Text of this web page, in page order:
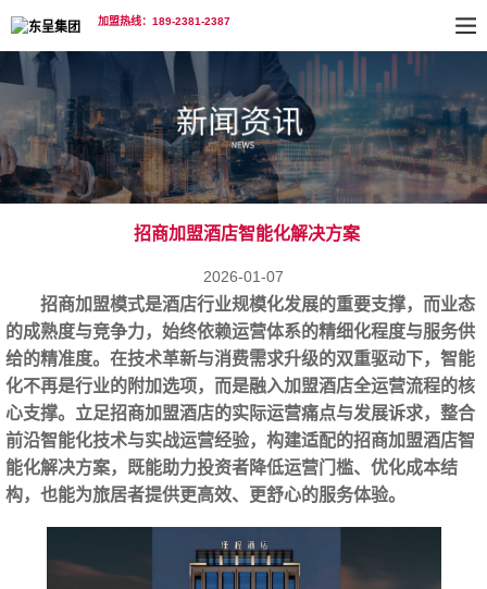
加盟热线：189-2381-2387
招商加盟酒店智能化解决方案
2026-01-07
招商加盟模式是酒店行业规模化发展的重要支撑，而业态
的成熟度与竞争力，始终依赖运营体系的精细化程度与服务供
给的精准度。在技术革新与消费需求升级的双重驱动下，智能
化不再是行业的附加选项，而是融入加盟酒店全运营流程的核
心支撑。立足招商加盟酒店的实际运营痛点与发展诉求，整合
前沿智能化技术与实战运营经验，构建适配的招商加盟酒店智
能化解决方案，既能助力投资者降低运营门槛、优化成本结
构，也能为旅居者提供更高效、更舒心的服务体验。